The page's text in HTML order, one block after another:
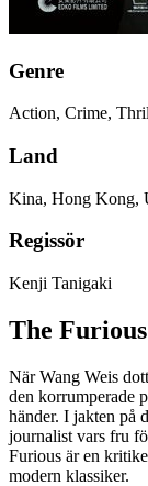
Genre
Action, Crime,
Land
Kina, Hong Kong,
Regissör
Kenji Tanigaki
The Furious
När Wang Weis
den korrumperade
händer. I jakten på
journalist vars fru
Furious är en
modern klassiker.